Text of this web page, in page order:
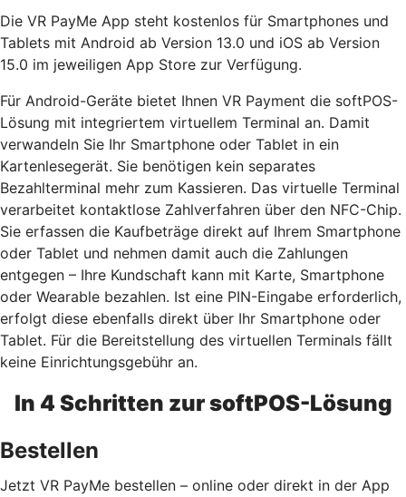
Die VR PayMe App steht kostenlos für Smartphones und
Tablets mit Android ab Version 13.0 und iOS ab Version
15.0 im jeweiligen App Store zur Verfügung.
Für Android-Geräte bietet Ihnen VR Payment die softPOS-
Lösung mit integriertem virtuellem Terminal an. Damit
verwandeln Sie Ihr Smartphone oder Tablet in ein
Kartenlesegerät. Sie benötigen kein separates
Bezahlterminal mehr zum Kassieren. Das virtuelle Terminal
verarbeitet kontaktlose Zahlverfahren über den NFC-Chip.
Sie erfassen die Kaufbeträge direkt auf Ihrem Smartphone
oder Tablet und nehmen damit auch die Zahlungen
entgegen – Ihre Kundschaft kann mit Karte, Smartphone
oder Wearable bezahlen. Ist eine PIN-Eingabe erforderlich,
erfolgt diese ebenfalls direkt über Ihr Smartphone oder
Tablet. Für die Bereitstellung des virtuellen Terminals fällt
keine Einrichtungsgebühr an.
In 4 Schritten zur softPOS-Lösung
Bestellen
Jetzt VR PayMe bestellen – online oder direkt in der App